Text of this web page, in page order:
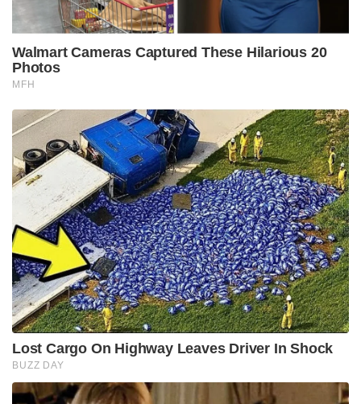
Walmart Cameras Captured These Hilarious 20
Photos
MFH
Lost Cargo On Highway Leaves Driver In Shock
BUZZ DAY